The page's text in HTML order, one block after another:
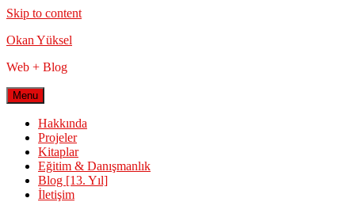
Skip to content
Okan Yüksel
Web + Blog
Menu
Hakkında
Projeler
Kitaplar
Eğitim & Danışmanlık
Blog [13. Yıl]
İletişim